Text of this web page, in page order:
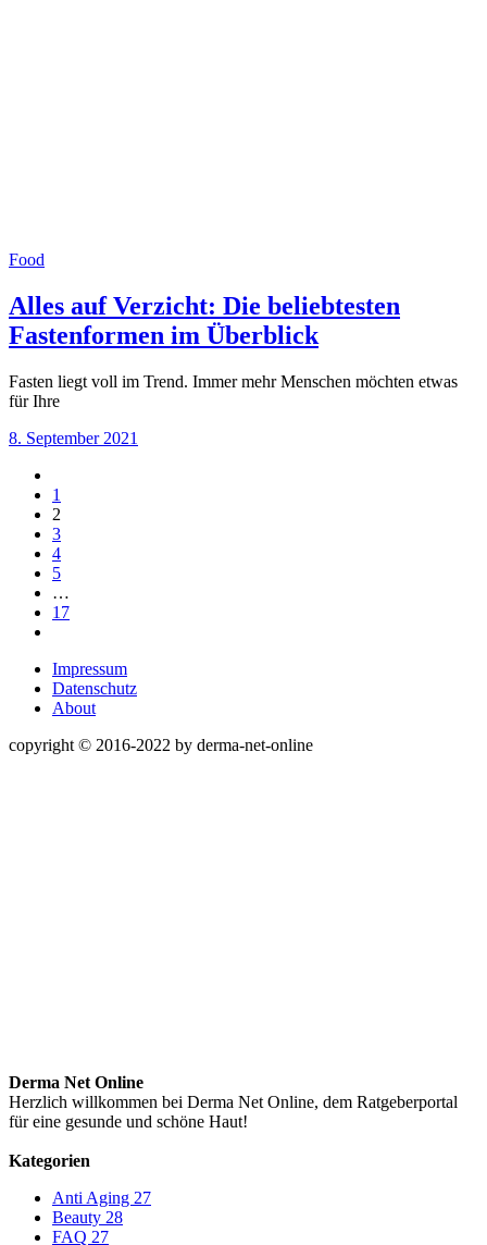
Food
Alles auf Verzicht: Die beliebtesten
Fastenformen im Überblick
Fasten liegt voll im Trend. Immer mehr Menschen möchten etwas
für Ihre
8. September 2021
1
2
3
4
5
…
17
Impressum
Datenschutz
About
copyright © 2016-2022 by derma-net-online
Derma Net Online
Herzlich willkommen bei Derma Net Online, dem Ratgeberportal
für eine gesunde und schöne Haut!
Kategorien
Anti Aging 27
Beauty 28
FAQ 27